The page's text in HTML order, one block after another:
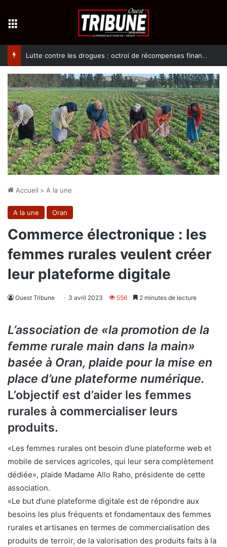
Lutte contre les drogues : octroi de récompenses financières aux dénonciateurs de trafiquants
Accueil > A la une
A la une Oran
Commerce électronique : les
femmes rurales veulent créer
leur plateforme digitale
Ouest Tribune 3 avril 2023 556 2 minutes de lecture
L’association de «la promotion de la
femme rurale main dans la main»
basée à Oran, plaide pour la mise en
place d’une plateforme numérique.
L’objectif est d’aider les femmes
rurales à commercialiser leurs
produits.
«Les femmes rurales ont besoin d’une plateforme web et
mobile de services agricoles, qui leur sera complètement
dédiée», plaide Madame Allo Raho, présidente de cette
association.
«Le but d’une plateforme digitale est de répondre aux
besoins les plus fréquents et fondamentaux des femmes
rurales et artisanes en termes de commercialisation des
produits de terroir, de la valorisation des produits faits à la